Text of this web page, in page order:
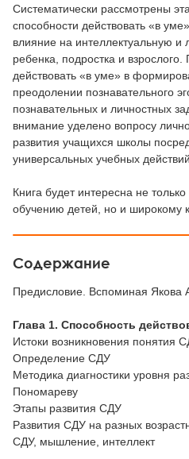
Систематически рассмотрены
способности действовать «в
влияние на интеллектуальную и
ребенка, подростка и
действовать «в уме» в
преодолении познавательного
познавательных и личностных
внимание уделено вопросу
развития учащихся школы
универсальных учебных
Книга будет интересна не
обучению детей, но и широкому
Содержание
Предисловие. Вспоминая Якова
Глава 1. Способность
Истоки возникновения понятия
Определение СДУ
Методика диагностики уровня
Пономареву
Этапы развития СДУ
Развития СДУ на разных
СДУ, мышление, интеллект